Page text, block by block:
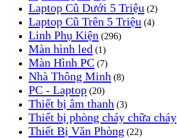
Laptop Cũ Dưới 5 Triệu (2)
Laptop Cũ Trên 5 Triệu (4)
Linh Phụ Kiện (296)
Màn hình led (1)
Màn Hình PC (7)
Nhà Thông Minh (8)
PC - Laptop (20)
Thiết bị âm thanh (3)
Thiết bị phòng cháy chữa cháy
Thiết Bị Văn Phòng (22)